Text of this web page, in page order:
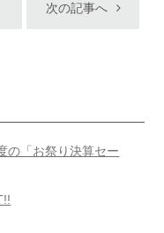
次の記事へ
の「お祭り決算セー